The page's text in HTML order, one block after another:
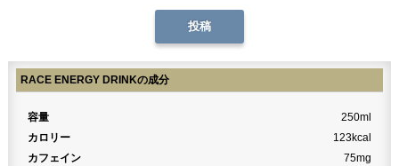
RACE ENERGY DRINKの成分
容量
250ml
カロリー
123kcal
カフェイン
75mg